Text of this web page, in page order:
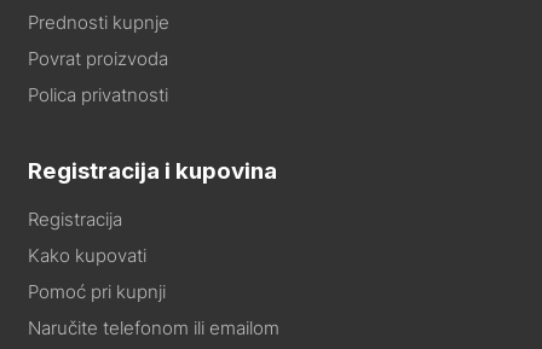
Prednosti kupnje
Povrat proizvoda
Polica privatnosti
Registracija i kupovina
Registracija
Kako kupovati
Pomoć pri kupnji
Naručite telefonom ili emailom